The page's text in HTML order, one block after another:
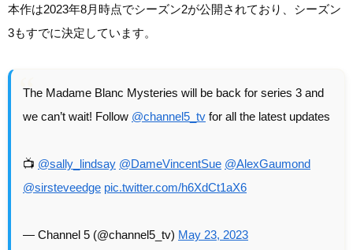
本作は2023年8月時点でシーズン2が公開されており、シーズン
3もすでに決定しています。
The Madame Blanc Mysteries will be back for series 3 and
we can’t wait! Follow @channel5_tv for all the latest updates
📺 @sally_lindsay @DameVincentSue @AlexGaumond
@sirsteveedge pic.twitter.com/h6XdCt1aX6
— Channel 5 (@channel5_tv) May 23, 2023